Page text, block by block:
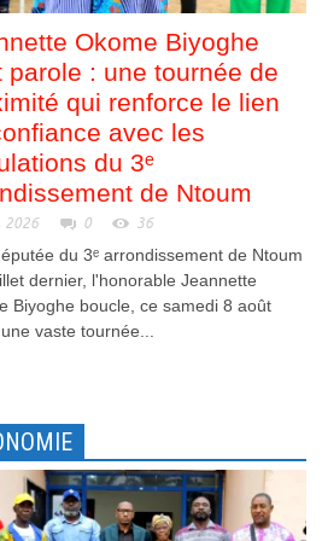
Okome Biyoghe
parole : une tournée de
qui renforce le lien
avec les
du 3ᵉ
de Ntoum
2026 0 36
du 3ᵉ arrondissement de Ntoum
dernier, l'honorable Jeannette
Biyoghe boucle, ce samedi 8 août
vaste tournée...